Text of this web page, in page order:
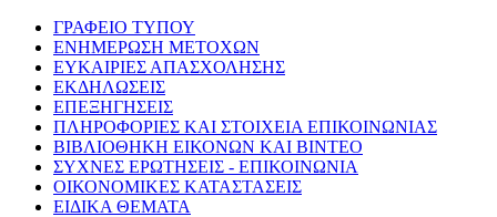
ΓΡΑΦΕΙΟ ΤΥΠΟΥ
ΕΝΗΜΕΡΩΣΗ ΜΕΤΟΧΩΝ
ΕΥΚΑΙΡΙΕΣ ΑΠΑΣΧΟΛΗΣΗΣ
ΕΚΔΗΛΩΣΕΙΣ
ΕΠΕΞΗΓΗΣΕΙΣ
ΠΛΗΡΟΦΟΡΙΕΣ ΚΑΙ ΣΤΟΙΧΕΙΑ ΕΠΙΚΟΙΝΩΝΙΑΣ
ΒΙΒΛΙΟΘΗΚΗ ΕΙΚΟΝΩΝ ΚΑΙ ΒΙΝΤΕΟ
ΣΥΧΝΕΣ ΕΡΩΤΗΣΕΙΣ - ΕΠΙΚΟΙΝΩΝΙΑ
ΟΙΚΟΝΟΜΙΚΕΣ ΚΑΤΑΣΤΑΣΕΙΣ
ΕΙΔΙΚΑ ΘΕΜΑΤΑ